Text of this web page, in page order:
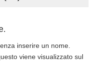
inserire un nome.
viene visualizzato sul